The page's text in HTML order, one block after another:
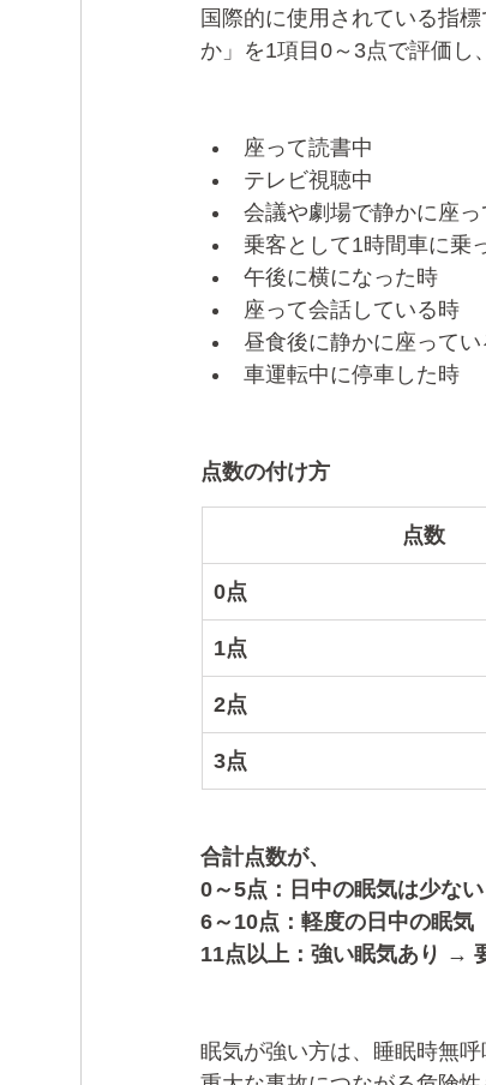
国際的に使用されている指
か」を1項目0～3点で評価し
座って読書中
テレビ視聴中
会議や劇場で静かに座
乗客として1時間車に乗
午後に横になった時
座って会話している時
昼食後に静かに座って
車運転中に停車した時
点数の付け方
点数
0点
1点
2点
3点
合計点数が、
0～5点：日中の眠気は少ない
6～10点：軽度の日中の眠気
11点以上：強い眠気あり →
眠気が強い方は、睡眠時無